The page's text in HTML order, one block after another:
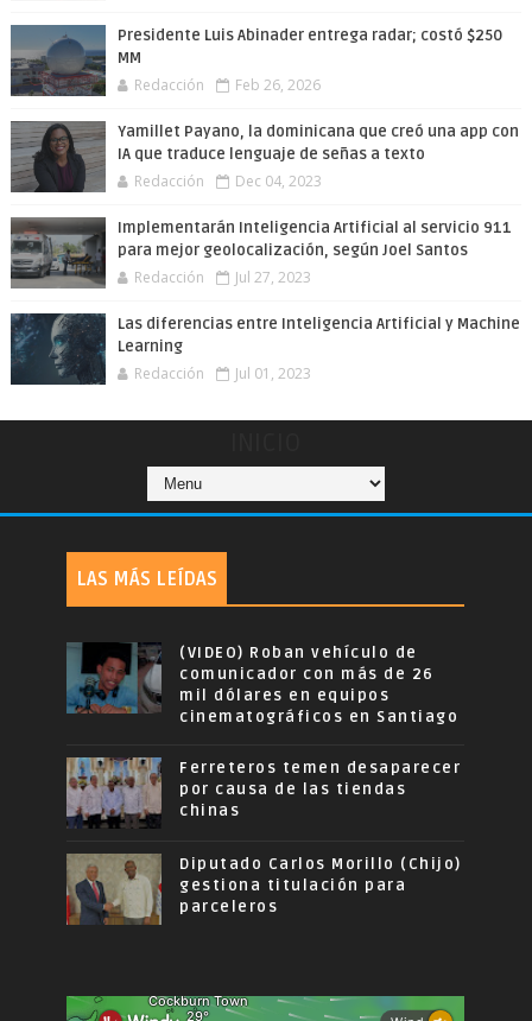
Presidente Luis Abinader entrega radar; costó $250
MM
Redacción Feb 26, 2026
Yamillet Payano, la dominicana que creó una app con
IA que traduce lenguaje de señas a texto
Redacción Dec 04, 2023
Implementarán Inteligencia Artificial al servicio 911
para mejor geolocalización, según Joel Santos
Redacción Jul 27, 2023
Las diferencias entre Inteligencia Artificial y Machine
Learning
Redacción Jul 01, 2023
LAS MÁS LEÍDAS
(VIDEO) Roban vehículo de
comunicador con más de 26
mil dólares en equipos
cinematográficos en Santiago
Ferreteros temen desaparecer
por causa de las tiendas
chinas
Diputado Carlos Morillo (Chijo)
gestiona titulación para
parceleros